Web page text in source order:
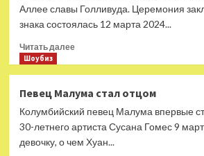
грядущем
отцовстве
Аллее славы Голливуда. Церемония
знака состоялась 12 марта 2024...
Читать далееПрочитать
Кравиц
весело
заложил
свою
звезду
Шоубиз
Певец Малума стал отцом
Колумбийский певец Малума впервые
30-летнего артиста Сусана Гомес 9
девочку, о чем Хуан...